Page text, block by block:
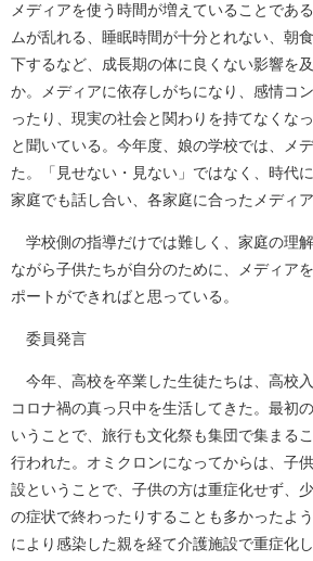
メディアを使う時間が増えていることであ
ムが乱れる、睡眠時間が十分とれない、朝
下するなど、成長期の体に良くない影響を
か。メディアに依存しがちになり、感情コ
ったり、現実の社会と関わりを持てなくな
と聞いている。今年度、娘の学校では、メ
た。「見せない・見ない」ではなく、時代
家庭でも話し合い、各家庭に合ったメディ
学校側の指導だけでは難しく、家庭の理
ながら子供たちが自分のために、メディア
ポートができればと思っている。
委員発言
今年、高校を卒業した生徒たちは、高校入
コロナ禍の真っ只中を生活してきた。最初
いうことで、旅行も文化祭も集団で集まる
行われた。オミクロンになってからは、子
設ということで、子供の方は重症化せず、
の症状で終わったりすることも多かったよ
により感染した親を経て介護施設で重症化